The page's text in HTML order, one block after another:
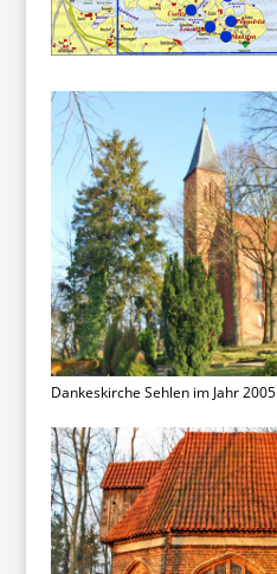
Dankeskirche Sehlen im Jahr 2005